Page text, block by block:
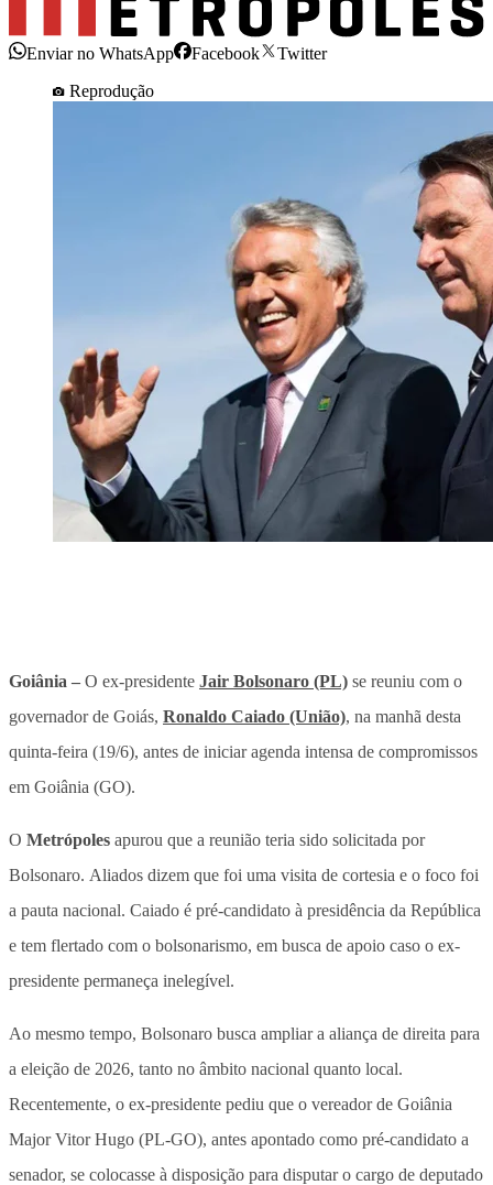
Enviar no WhatsApp Facebook
Twitter
Reprodução
Goiânia – O ex-presidente Jair Bolsonaro (PL) se reuniu com o
governador de Goiás, Ronaldo Caiado (União), na manhã desta
quinta-feira (19/6), antes de iniciar agenda intensa de compromissos
em Goiânia (GO).
O Metrópoles apurou que a reunião teria sido solicitada por
Bolsonaro. Aliados dizem que foi uma visita de cortesia e o foco foi
a pauta nacional. Caiado é pré-candidato à presidência da República
e tem flertado com o bolsonarismo, em busca de apoio caso o ex-
presidente permaneça inelegível.
Ao mesmo tempo, Bolsonaro busca ampliar a aliança de direita para
a eleição de 2026, tanto no âmbito nacional quanto local.
Recentemente, o ex-presidente pediu que o vereador de Goiânia
Major Vitor Hugo (PL-GO), antes apontado como pré-candidato a
senador, se colocasse à disposição para disputar o cargo de deputado